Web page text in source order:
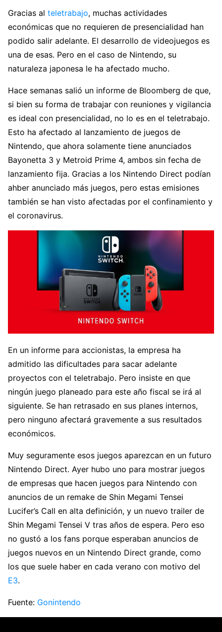
Gracias al teletrabajo, muchas actividades
económicas que no requieren de presencialidad han
podido salir adelante. El desarrollo de videojuegos es
una de esas. Pero en el caso de Nintendo, su
naturaleza japonesa le ha afectado mucho.
Hace semanas salió un informe de Bloomberg de que,
si bien su forma de trabajar con reuniones y vigilancia
es ideal con presencialidad, no lo es en el teletrabajo.
Esto ha afectado al lanzamiento de juegos de
Nintendo, que ahora solamente tiene anunciados
Bayonetta 3 y Metroid Prime 4, ambos sin fecha de
lanzamiento fija. Gracias a los Nintendo Direct podían
ahber anunciado más juegos, pero estas emisiones
también se han visto afectadas por el confinamiento y
el coronavirus.
En un informe para accionistas, la empresa ha
admitido las dificultades para sacar adelante
proyectos con el teletrabajo. Pero insiste en que
ningún juego planeado para este año fiscal se irá al
siguiente. Se han retrasado en sus planes internos,
pero ninguno afectará gravemente a sus resultados
económicos.
Muy seguramente esos juegos aparezcan en un futuro
Nintendo Direct. Ayer hubo uno para mostrar juegos
de empresas que hacen juegos para Nintendo con
anuncios de un remake de Shin Megami Tensei
Lucifer’s Call en alta definición, y un nuevo trailer de
Shin Megami Tensei V tras años de espera. Pero eso
no gustó a los fans porque esperaban anuncios de
juegos nuevos en un Nintendo Direct grande, como
los que suele haber en cada verano con motivo del
E3.
Fuente: Gonintendo